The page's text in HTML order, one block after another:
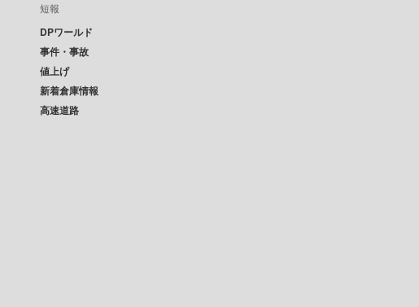
短報
DPワールド
事件・事故
値上げ
新着倉庫情報
高速道路